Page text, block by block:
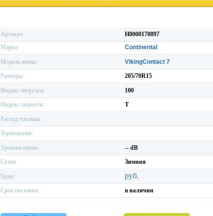
Артикул:
H0000170897
Марка:
Continental
Модель шины:
VikingContact 7
Размеры:
205/70R15
Индекс нагрузки:
100
Индекс скорости:
T
Расход топлива:
Торможение:
Уровень шума:
-- dB
Сезон:
Зимняя
Цена: руб.
Срок поставки: в наличии